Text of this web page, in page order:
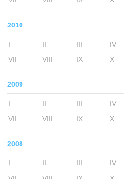
2010
I II III IV
VII
VIII IX X
2009
I II III IV
VII
VIII IX X
2008
I II III IV